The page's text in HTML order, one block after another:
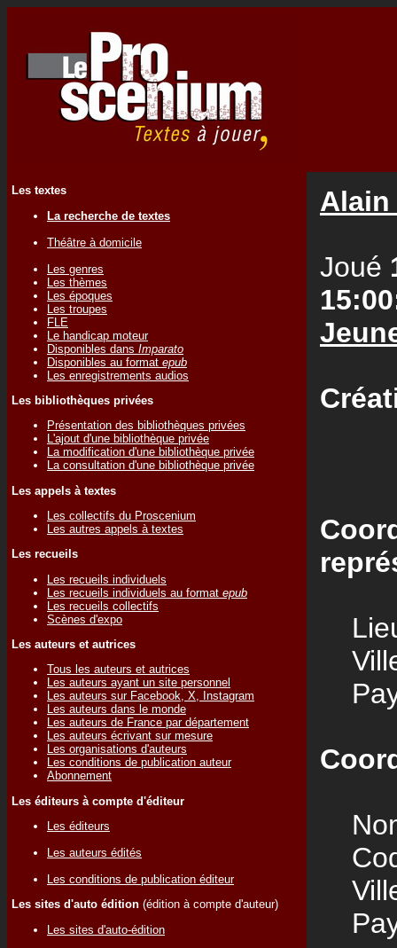
Les textes
La recherche de textes
Théâtre à domicile
Les genres
Les thèmes
Les époques
Les troupes
FLE
Le handicap moteur
Disponibles dans Imparato
Disponibles au format epub
Les enregistrements audios
Les bibliothèques privées
Présentation des bibliothèques privées
L'ajout d'une bibliothèque privée
La modification d'une bibliothèque privée
La consultation d'une bibliothèque privée
Les appels à textes
Les collectifs du Proscenium
Les autres appels à textes
Les recueils
Les recueils individuels
Les recueils individuels au format epub
Les recueils collectifs
Scènes d'expo
Les auteurs et autrices
Tous les auteurs et autrices
Les auteurs ayant un site personnel
Les auteurs sur Facebook, X, Instagram
Les auteurs dans le monde
Les auteurs de France par département
Les auteurs écrivant sur mesure
Les organisations d'auteurs
Les conditions de publication auteur
Abonnement
Les éditeurs à compte d'éditeur
Les éditeurs
Les auteurs édités
Les conditions de publication éditeur
Les sites d'auto édition (édition à compte d'auteur)
Les sites d'auto-édition
Alain
Joué